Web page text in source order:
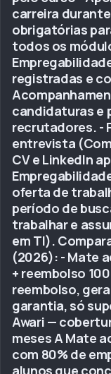
carreira
obrigatórias
todos os
registradas e
candidaturas e
recrutadores. -
entrevista
CV e LinkedIn
oferta de
período de
trabalhar e
em TI).
(2026): - Mate
+ reembolso
reembolso,
garantia, só
Awari —
meses A Mate
com 80% de
alunos que